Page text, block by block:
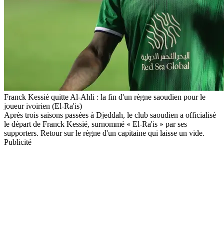
Franck Kessié quitte Al-Ahli : la fin d'un règne saoudien pour le
joueur ivoirien (El-Ra'is)
Après trois saisons passées à Djeddah, le club saoudien a officialisé
le départ de Franck Kessié, surnommé « El-Ra'is » par ses
supporters. Retour sur le règne d'un capitaine qui laisse un vide.
Publicité